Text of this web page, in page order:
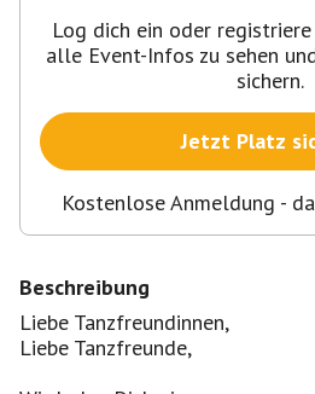
Log dich ein oder
alle Event-Infos zu sehen
sichern.
Jetzt Platz
Kostenlose Anmeldung -
Beschreibung
Liebe Tanzfreundinnen,
Liebe Tanzfreunde,